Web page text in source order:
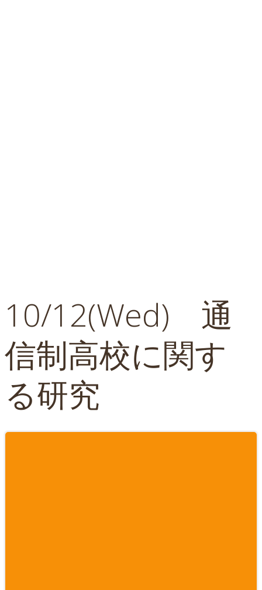
10/12(Wed) 通
信制高校に関す
る研究